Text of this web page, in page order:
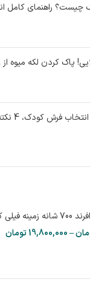
چیست؟ راهنمای کامل
فرش کودک، 4 نکته خیلی مهم
کد 7783
–
19,800,000تومان